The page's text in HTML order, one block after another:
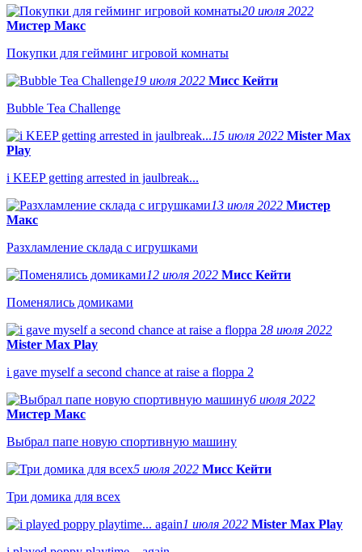
20 июля 2022
Мистер Макс
Покупки для гейминг игровой комнаты
19 июля 2022 Мисс Кейти
Bubble Tea Challenge
15 июля 2022 Mister Max
Play
i KEEP getting arrested in jaulbreak...
13 июля 2022 Мистер
Макс
Разхламление склада с игрушками
12 июля 2022 Мисс Кейти
Поменялись домиками
8 июля 2022
Mister Max Play
i gave myself a second chance at raise a floppa 2
6 июля 2022
Мистер Макс
Выбрал папе новую спортивную машину
5 июля 2022 Мисс Кейти
Три домика для всех
1 июля 2022 Mister Max Play